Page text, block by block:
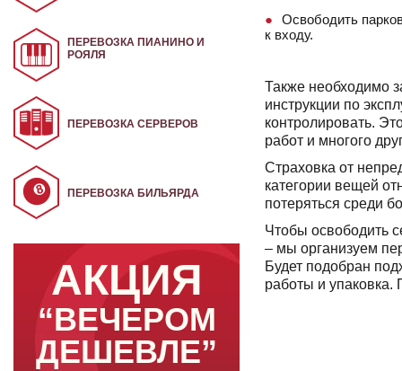
Освободить
к входу.
Также необходимо
инструкции по
контролировать.
работ и многого
Страховка от
категории вещей
потеряться среди
Чтобы освободить
– мы организуем
Будет подобран
работы и упаковка.
ПЕРЕВОЗКА ПИАНИНО И
РОЯЛЯ
ПЕРЕВОЗКА СЕРВЕРОВ
ПЕРЕВОЗКА БИЛЬЯРДА
АКЦИЯ
“ВЕЧЕРОМ
ДЕШЕВЛЕ”